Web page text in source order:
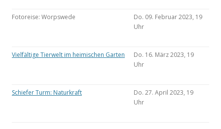
Fotoreise: Worpswede
Do. 09. Februar 2023, 19
Uhr
Vielfältige Tierwelt im heimischen Garten
Do. 16. März 2023, 19
Uhr
Schiefer Turm: Naturkraft
Do. 27. April 2023, 19
Uhr